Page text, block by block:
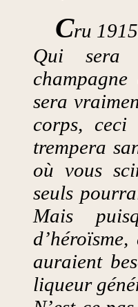
Cru
Qui sera
sera
corps,
trempera
où vous
seuls
Mais
auraient
liqueur